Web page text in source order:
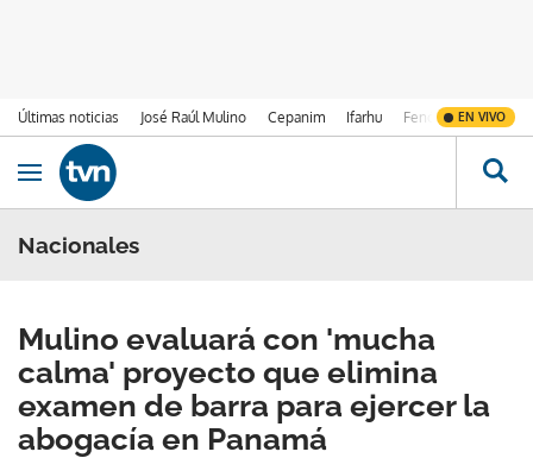
Últimas noticias José Raúl Mulino Cepanim Ifarhu Fenómeno de El
EN VIVO
Ir al contenido
Obrir navegació
Nacionales
Mulino evaluará con 'mucha
calma' proyecto que elimina
examen de barra para ejercer la
abogacía en Panamá